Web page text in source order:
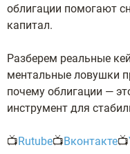
облигации помогают
капитал.
Разберем реальные
ментальные ловушки
почему облигации —
инструмент для
📺Rutube📺Вконтакте📺